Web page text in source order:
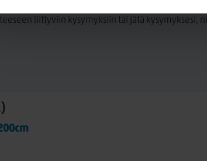
liittyviin kysymyksiin tai jätä